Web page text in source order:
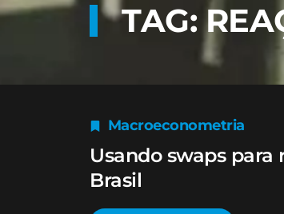
TAG:
Macroeconometria
Usando swaps
Brasil